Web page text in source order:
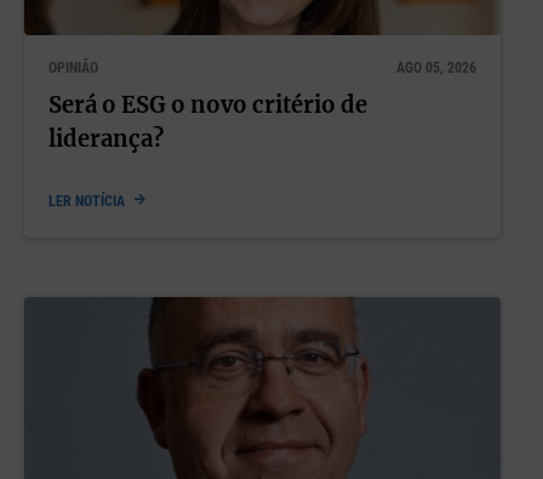
OPINIÃO AGO 05, 2026
Será o ESG o novo critério de
liderança?
LER NOTÍCIA